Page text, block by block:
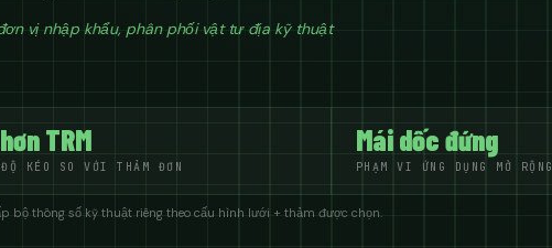
vị nhập khẩu, phân phối vật tư địa kỹ thuật
TRM
ĐỘ KÉO SO VỚI THẢM ĐƠN
Mái dốc đứng
PHẠM VI ỨNG DỤNG MỞ RỘNG
bộ thông số kỹ thuật riêng theo cấu hình lưới + thảm được chọn.